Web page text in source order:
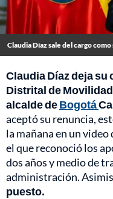
Claudia Díaz sale del cargo
Claudia Díaz deja
Distrital de
alcalde deBogotá
aceptó su renuncia,
la mañana en un video
el que reconoció los
dos años y medio de
administración.
puesto.